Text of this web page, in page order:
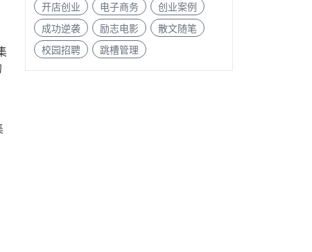
开店创业
电子商务
创业案例
成功逆袭
励志电影
散文随笔
校园招聘
跳槽管理